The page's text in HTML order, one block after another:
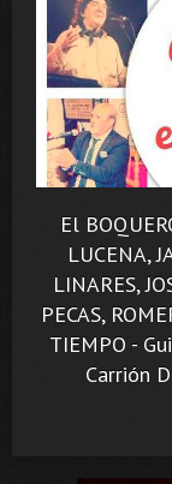
El
LUCENA,
LINARES,
PECAS,
TIEMPO -
Carrión